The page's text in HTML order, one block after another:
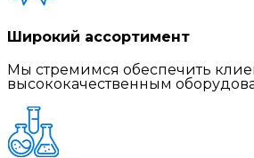
Широкий ассортимент
Мы стремимся обеспечить
высококачественным